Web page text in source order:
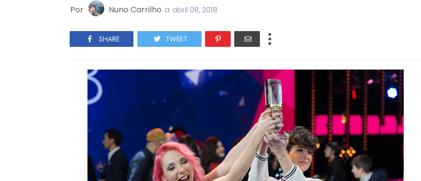
Por Nuno Carrilho a abril 08, 2018
SHARE TWEET